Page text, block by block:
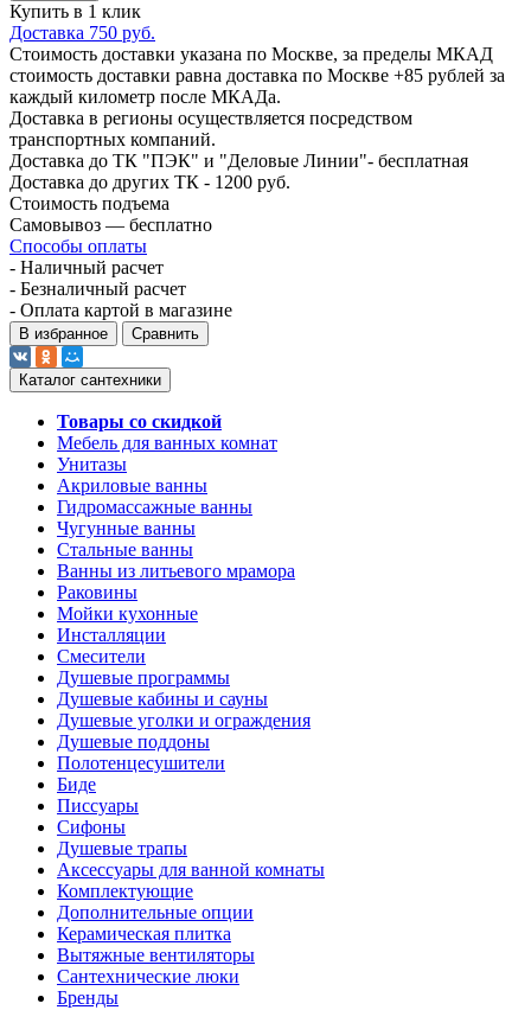
Купить в 1 клик
Доставка 750 руб.
Стоимость доставки указана по Москве, за пределы МКАД
стоимость доставки равна доставка по Москве +85 рублей за
каждый километр после МКАДа.
Доставка в регионы осуществляется посредством
транспортных компаний.
Доставка до ТК "ПЭК" и "Деловые Линии"- бесплатная
Доставка до других ТК - 1200 руб.
Стоимость подъема
Самовывоз — бесплатно
Способы оплаты
- Наличный расчет
- Безналичный расчет
- Оплата картой в магазине
В избранное Сравнить
Каталог сантехники
Товары со скидкой
Мебель для ванных комнат
Унитазы
Акриловые ванны
Гидромассажные ванны
Чугунные ванны
Стальные ванны
Ванны из литьевого мрамора
Раковины
Мойки кухонные
Инсталляции
Смесители
Душевые программы
Душевые кабины и сауны
Душевые уголки и ограждения
Душевые поддоны
Полотенцесушители
Биде
Писсуары
Сифоны
Душевые трапы
Аксессуары для ванной комнаты
Комплектующие
Дополнительные опции
Керамическая плитка
Вытяжные вентиляторы
Сантехнические люки
Бренды